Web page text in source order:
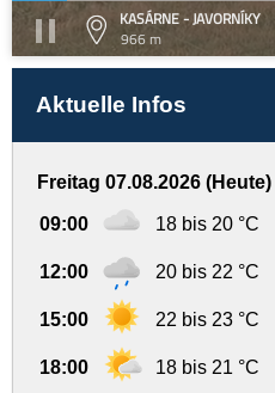
KASÁRNE - JAVORNÍKY
966 m
Aktuelle Infos
Freitag 07.08.2026 (Heute)
09:00 18 bis 20 °C
12:00 20 bis 22 °C
15:00 22 bis 23 °C
18:00 18 bis 21 °C